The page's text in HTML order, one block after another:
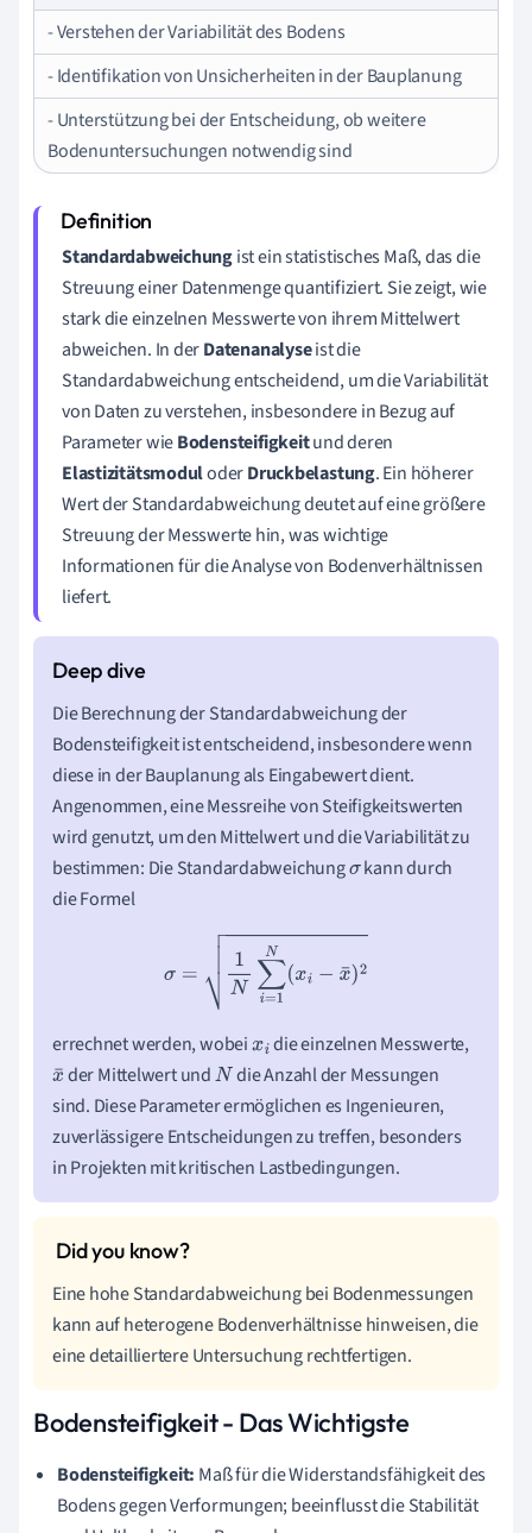
- Verstehen der Variabilität des Bodens
- Identifikation von Unsicherheiten in der Bauplanung
- Unterstützung bei der Entscheidung, ob weitere
Bodenuntersuchungen notwendig sind
Standardabweichungist ein statistisches Maß, das die
Streuung einer Datenmenge quantifiziert. Sie zeigt, wie
stark die einzelnen Messwerte von ihrem Mittelwert
abweichen. In derDatenanalyseist die
Standardabweichung entscheidend, um die Variabilität
von Daten zu verstehen, insbesondere in Bezug auf
Parameter wieBodensteifigkeitund deren
ElastizitätsmoduloderDruckbelastung. Ein höherer
Wert der Standardabweichung deutet auf eine größere
Streuung der Messwerte hin, was wichtige
Informationen für die Analyse von Bodenverhältnissen
liefert.
Die Berechnung der Standardabweichung der
Bodensteifigkeit ist entscheidend, insbesondere wenn
diese in der Bauplanung als Eingabewert dient.
Angenommen, eine Messreihe von Steifigkeitswerten
wird genutzt, um den Mittelwert und die Variabilität zu
bestimmen: Die Standardabweichungσkann durch
die Formel
1 ∑ 1N(
errechnet werden, wobeixi die einzelnen Messwerte,
x
¯
der Mittelwert undN die Anzahl der Messungen
sind. Diese Parameter ermöglichen es Ingenieuren,
zuverlässigere Entscheidungen zu treffen, besonders
in Projekten mit kritischen Lastbedingungen.
Eine hohe Standardabweichung bei Bodenmessungen
kann auf heterogene Bodenverhältnisse hinweisen, die
eine detailliertere Untersuchung rechtfertigen.
Bodensteifigkeit - Das Wichtigste
Bodensteifigkeit: Maß für die Widerstandsfähigkeit des
Bodens gegen Verformungen; beeinflusst die Stabilität